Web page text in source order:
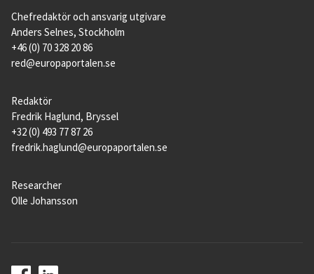
Chefredaktör och ansvarig utgivare
Anders Selnes, Stockholm
+46 (0) 70 328 20 86
red@europaportalen.se
Redaktör
Fredrik Haglund, Bryssel
+32 (0) 493 77 87 26
fredrik.haglund@europaportalen.se
Researcher
Olle Johansson